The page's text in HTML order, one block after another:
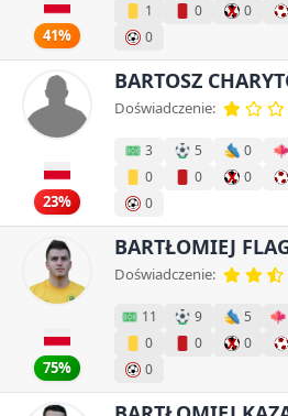
41%
1
0 0
0
23%
BARTOSZ
Doświadczenie:
3 5 0
0
0 0
0
75%
BARTŁOMIEJ
Doświadczenie:
11 9 5
0
0 0
0